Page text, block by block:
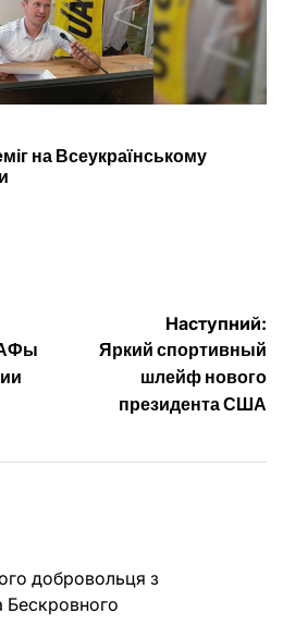
на Всеукраїнському
Наступний:
Яркий спортивный
шлейф нового
президента США
добровольця з
Бескровного